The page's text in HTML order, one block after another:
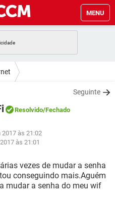
MENU
FACEBOOK
GMAIL
WHATSAPP
GMAIL
WHATSAPP
EXCEL
WHATSAPP
EXCEL
GMAIL
FACEBOOK
Seguinte
Resolvido/Fechado
2017 às 21:02
às 21:01
vezes de mudar a senha
conseguindo mais.Aguém
mudar a senha do meu wif